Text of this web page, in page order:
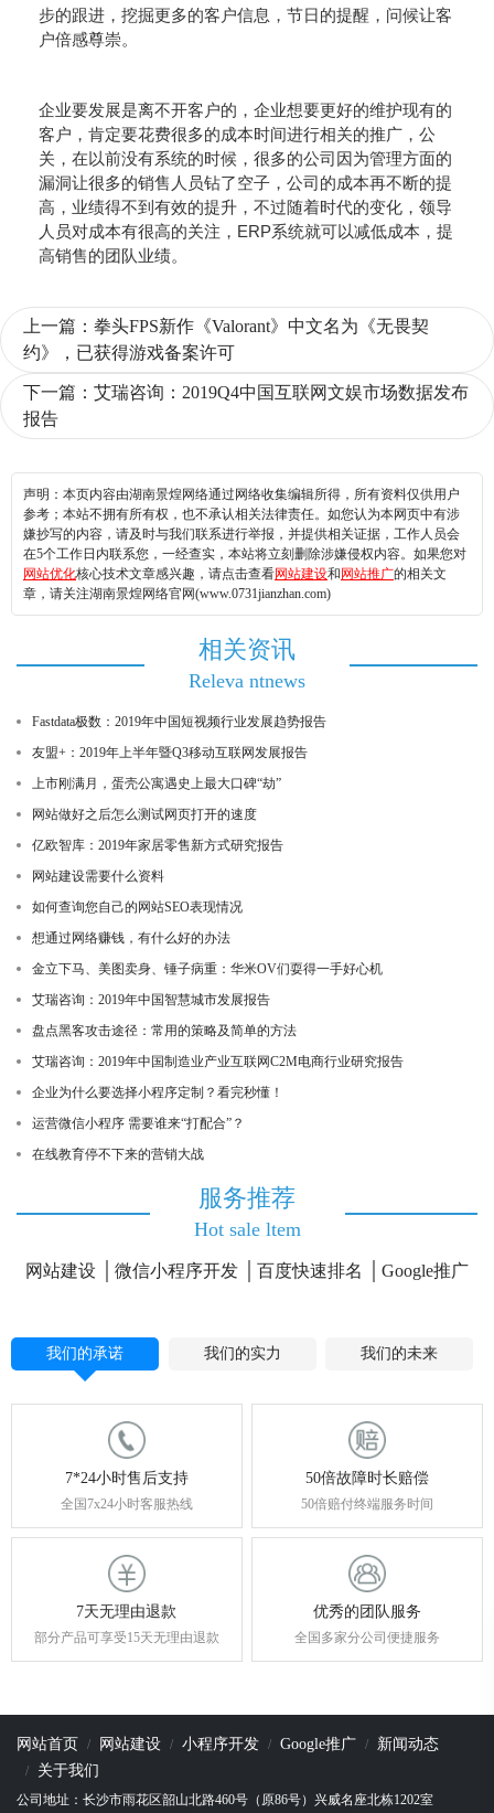
步的跟进，挖掘更多的客户信息，节日的提醒，问候让客
户倍感尊崇。
企业要发展是离不开客户的，企业想要更好的维护现有的
客户，肯定要花费很多的成本时间进行相关的推广，公
关，在以前没有系统的时候，很多的公司因为管理方面的
漏洞让很多的销售人员钻了空子，公司的成本再不断的提
高，业绩得不到有效的提升，不过随着时代的变化，领导
人员对成本有很高的关注，ERP系统就可以减低成本，提
高销售的团队业绩。
上一篇： 拳头FPS新作《Valorant》中文名为《无畏契
约》，已获得游戏备案许可
下一篇： 艾瑞咨询：2019Q4中国互联网文娱市场数据发布
报告
声明：本页内容由湖南景煌网络通过网络收集编辑所得，所有资料仅供用户
参考；本站不拥有所有权，也不承认相关法律责任。如您认为本网页中有涉
嫌抄写的内容，请及时与我们联系进行举报，并提供相关证据，工作人员会
在5个工作日内联系您，一经查实，本站将立刻删除涉嫌侵权内容。如果您对
网站优化核心技术文章感兴趣，请点击查看网站建设和 网站推广的相关文
章，请关注湖南景煌网络官网(www.0731jianzhan.com)
相关资讯
Releva ntnews
Fastdata极数：2019年中国短视频行业发展趋势报告
友盟+：2019年上半年暨Q3移动互联网发展报告
上市刚满月，蛋壳公寓遇史上最大口碑“劫”
网站做好之后怎么测试网页打开的速度
亿欧智库：2019年家居零售新方式研究报告
网站建设需要什么资料
如何查询您自己的网站SEO表现情况
想通过网络赚钱，有什么好的办法
金立下马、美图卖身、锤子病重：华米OV们耍得一手好心机
艾瑞咨询：2019年中国智慧城市发展报告
盘点黑客攻击途径：常用的策略及简单的方法
艾瑞咨询：2019年中国制造业产业互联网C2M电商行业研究报告
企业为什么要选择小程序定制？看完秒懂！
运营微信小程序 需要谁来“打配合”？
在线教育停不下来的营销大战
服务推荐
Hot sale ltem
网站建设 微信小程序开发 百度快速排名 Google推广
我们的承诺 我们的实力 我们的未来
7*24小时售后支持
全国7x24小时客服热线
50倍故障时长赔偿
50倍赔付终端服务时间
7天无理由退款
部分产品可享受15天无理由退款
优秀的团队服务
全国多家分公司便捷服务
网站首页 网站建设 小程序开发 Google推广
新闻动态
关于我们
公司地址：长沙市雨花区韶山北路460号（原86号）兴威名座北栋1202室